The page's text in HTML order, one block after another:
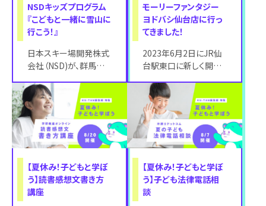
NSDキッズプログラム
『こどもと一緒に雪山に
行こう！』
日本スキー場開発株式
会社（NSD)が、群馬県・
県・滋賀県・宮城県のグ
ループスキー
モーリーファンタジー
ヨドバシ仙台店に行っ
てきました！
2023年6月2日にJR仙
台駅東口に新しく開業
仙台第１ビル」5階にオ
ープンした
【夏休み！子どもと学ぼ
う】読書感想文書き方
講座
【夏休み！子どもと学ぼ
う】子ども法律電話相
談